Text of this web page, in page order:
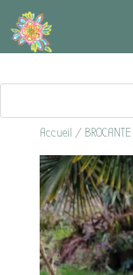
Accueil / BROCANTE